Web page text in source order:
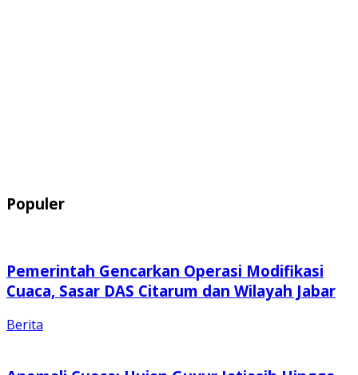
Populer
Pemerintah Gencarkan Operasi Modifikasi
Cuaca, Sasar DAS Citarum dan Wilayah Jabar
Berita